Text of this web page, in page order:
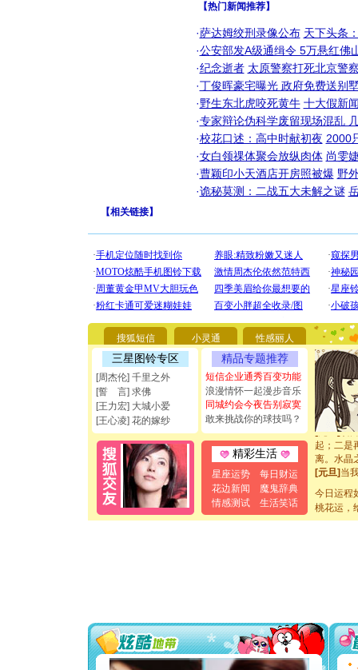
【热门新闻推荐】
·萨达姆绞刑录像公布 天下头条
·公安部发A级通缉令 5万悬红佛
·纪念逝者 太原警察打死北京警
·丁俊晖豪宅曝光 政府免费送别
·野生东北虎咬死黄牛 十大假新
·专家辩论伪科学废留现场混乱
·校花口述：高中时献初夜 2000
·女白领祼体聚会放纵肉体 尚雯
·曹颖印小天酒店开房照被爆 野
·诡秘莫测：二战五大未解之谜
【相关链接】
搜狐短信 小灵通 性感丽人
三星图铃专区
[周杰伦] 千里之外
[誓 言] 求佛
[王力宏] 大城小爱
[王心凌] 花的嫁纱
精品专题推荐
短信企业通秀百变功能
浪漫情怀一起漫步音乐
同城约会今夜告别寂寞
敢来挑战你的球技吗？
精彩生活
星座运势
每日财运
花边新闻
魔鬼辞典
情感测试
生活笑话
[圣诞节]
你太多
要平安
[圣诞节]
能正大光
都要快乐
[圣诞节]
如意,快
[元旦]看
断电。
你是我专
[元旦]如
起；二是
离。水晶
[元旦]当
泣，这痛
卖了。
[春节]风
颜！冬去
[圣诞节]
能正大光
都要快乐
[圣诞节]
今日运程
桃花运，